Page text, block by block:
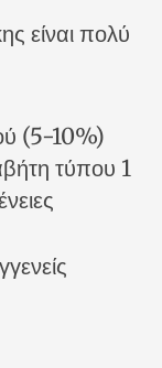
είναι πολύ
(5-10%)
τύπου 1